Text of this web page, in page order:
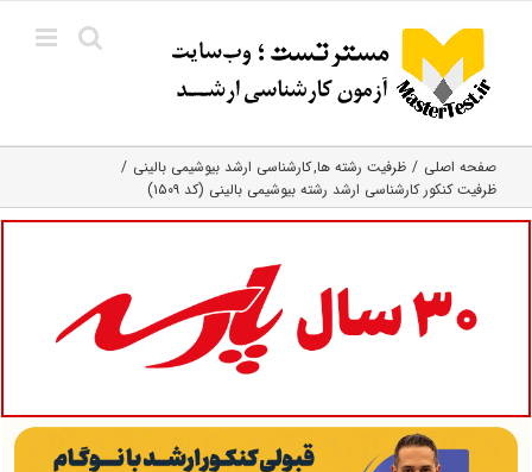
content
صفحه اصلی ظرفیت رشته ها کارشناسی ارشد بیوشیمی بالینی
ظرفیت کنکور کارشناسی ارشد رشته بیوشیمی بالینی (کد ۱۵۰۹)